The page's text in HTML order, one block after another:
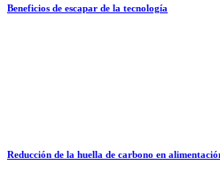
Beneficios de escapar de la tecnología
Reducción de la huella de carbono en